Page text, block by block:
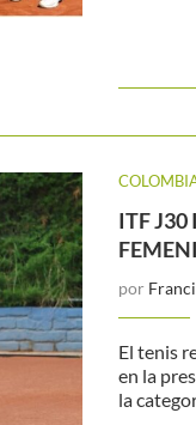
ITF J30
por
El tenis
en la
la